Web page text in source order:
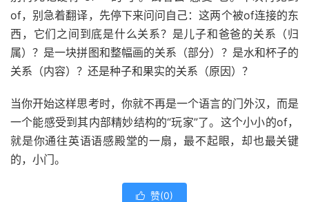
of，别急着翻译，先停下来问问自己：这两个被of连接的东
西，它们之间到底是什么关系？是儿子和爸爸的关系（归
属）？是一块拼图和整幅画的关系（部分）？是水和杯子的
关系（内容）？还是种子和果实的关系（原因）？
当你开始这样思考时，你就不再是一个语言的门外汉，而是
一个能感受到其内部精妙结构的“玩家”了。这个小小的of，
就是你通往英语语感殿堂的一扇，最不起眼，却也最关键
的，小门。
 赞(0)